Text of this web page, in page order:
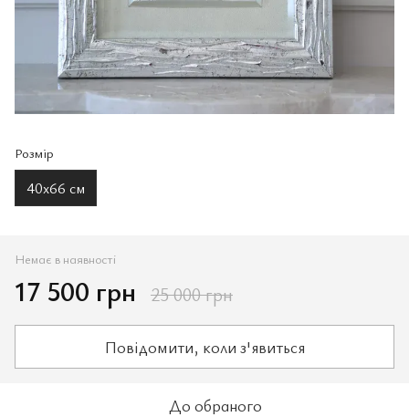
Розмір
40х66 см
Немає в наявності
17 500 грн 25 000 грн
Повідомити, коли з'явиться
До обраного